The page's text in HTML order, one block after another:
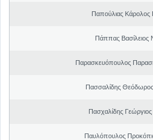
Παπούλιας Κάρολος
Πάππας Βασίλειος
Παρασκευόπουλος
Πασσαλίδης
Πασχαλίδης
Παυλόπουλος